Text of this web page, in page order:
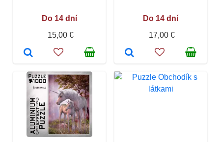
Do 14 dní
15,00 €
Do 14 dní
17,00 €